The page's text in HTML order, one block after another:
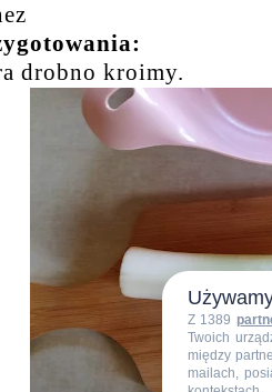
drobno kroimy.
Z 1389
Twoich
między
mailach,